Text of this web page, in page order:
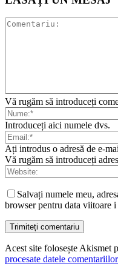
Vă rugăm să introduceți
Introduceți aici numele dvs.
Ați introdus o adresă de e-
Vă rugăm să introduceți
Salvați numele meu,
browser pentru data viitoare
Acest site folosește Akismet
procesate datele